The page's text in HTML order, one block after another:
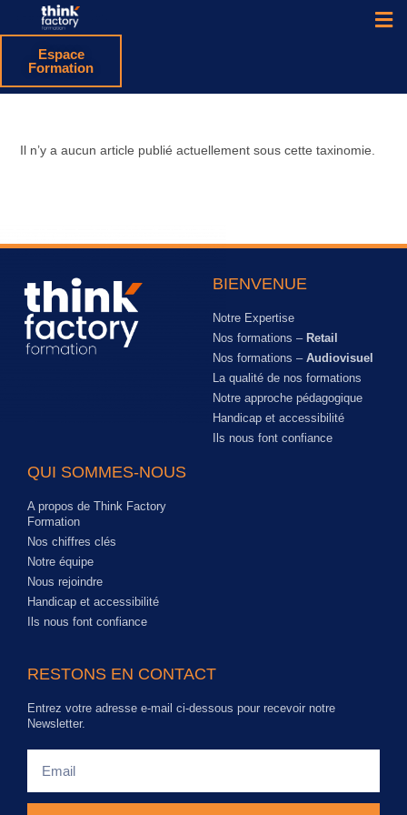
Espace
Formation
Il n’y a aucun article publié actuellement sous cette taxinomie.
BIENVENUE
Notre Expertise
Nos formations – Retail
Nos formations – Audiovisuel
La qualité de nos formations
Notre approche pédagogique
Handicap et accessibilité
Ils nous font confiance
QUI SOMMES-NOUS
A propos de Think Factory
Formation
Nos chiffres clés
Notre équipe
Nous rejoindre
Handicap et accessibilité
Ils nous font confiance
RESTONS EN CONTACT
Entrez votre adresse e-mail ci-dessous pour recevoir notre
Newsletter.